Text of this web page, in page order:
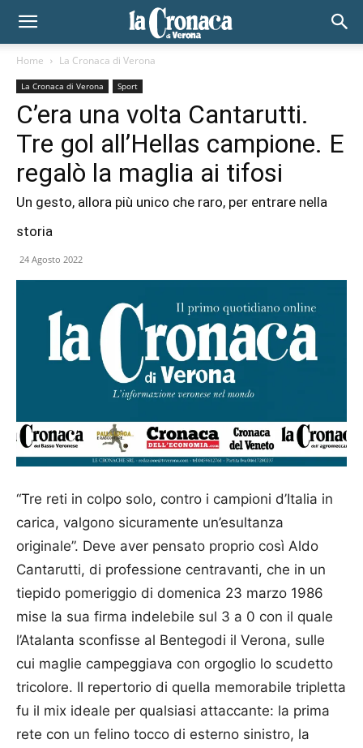
Home La Cronaca di Verona
La Cronaca di Verona Sport
C’era una volta Cantarutti.
Tre gol all’Hellas campione. E
regalò la maglia ai tifosi
Un gesto, allora più unico che raro, per entrare nella
storia
24 Agosto 2022
“Tre reti in colpo solo, contro i campioni d’Italia in
carica, valgono sicuramente un’esultanza
originale”. Deve aver pensato proprio così Aldo
Cantarutti, di professione centravanti, che in un
tiepido pomeriggio di domenica 23 marzo 1986
mise la sua firma indelebile sul 3 a 0 con il quale
l’Atalanta sconfisse al Bentegodi il Verona, sulle
cui maglie campeggiava con orgoglio lo scudetto
tricolore. Il repertorio di quella memorabile tripletta
fu il mix ideale per qualsiasi attaccante: la prima
rete con un felino tocco di esterno sinistro, la